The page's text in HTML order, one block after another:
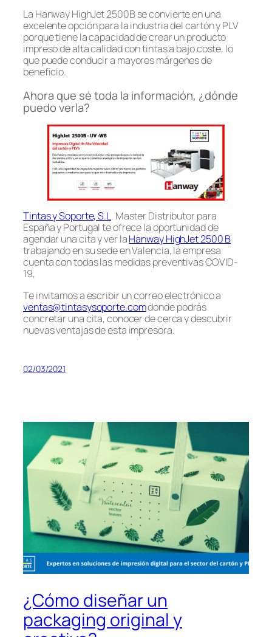
La Hanway HighJet 2500B se convierte en una
excelente opción para la industria del cartón y PLV
porque tiene la capacidad de crear un producto
impreso de alta calidad con tintas a bajo coste, lo
que puede conducir a mayores márgenes de
beneficio.
Ahora que sé toda la información, ¿dónde
puedo verla?
Tintas y Soporte, S.L. Master Distributor para
España y Portugal te ofrece la oportunidad de
agendar una cita y ver laHanway HighJet 2500 B
trabajando en su sede en Valencia, la empresa
cuenta con todas las medidas preventivas COVID-
19,
Te invitamos a escribir un correo electrónico a
ventas@tintasysoporte.comdonde podrás
concretar una cita, conocer de cerca y descubrir
nuevas ventajas de esta impresora.
02/03/2021
¿Cómo diseñar un
packaging original y